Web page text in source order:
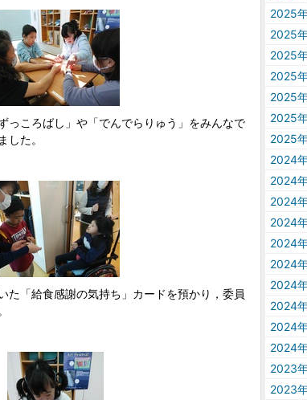
っころばし」や「でんでらりゅう」をみんなで
した。
た「給食感謝の気持ち」カードを預かり，委員
2025
2025
2025
2025
2025
2025
2025
2024
2024
2024
2024
2024
2024
2024
2024
2024
2024
2023
2023